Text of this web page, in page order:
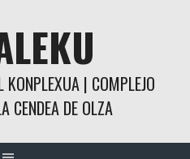
KONPLEXUA | COMPLEJO
CENDEA DE OLZA